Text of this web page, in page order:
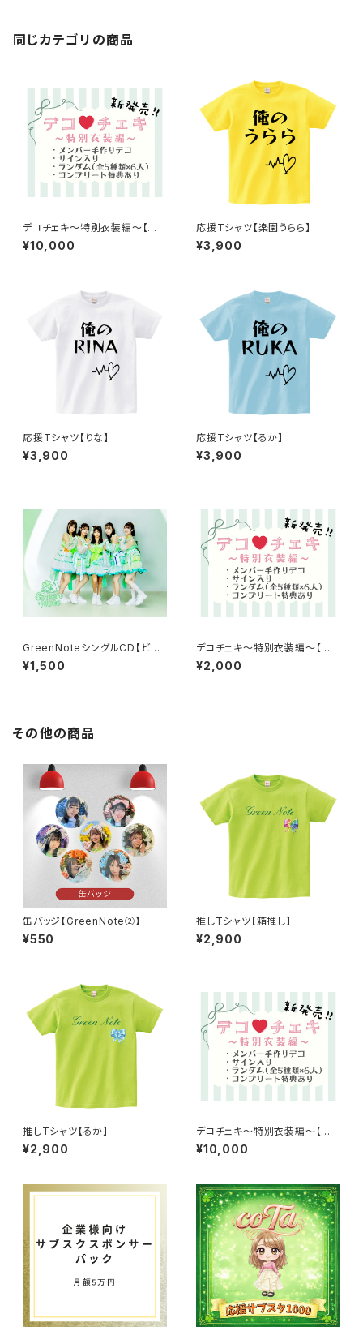
同じカテゴリの商品
デコチェキ〜特別衣装編〜【箱
推しセット】
¥10,000
応援Tシャツ【楽園うらら】
¥3,900
応援Tシャツ【りな】
¥3,900
応援Tシャツ【るか】
¥3,900
GreenNoteシングルCD【ビバ
ネバ】
¥1,500
デコチェキ〜特別衣装編〜【推し
選択】
¥2,000
その他の商品
缶バッジ【GreenNote②】
¥550
推しTシャツ【箱推し】
¥2,900
推しTシャツ【るか】
¥2,900
デコチェキ〜特別衣装編〜【箱
推しセット】
¥10,000